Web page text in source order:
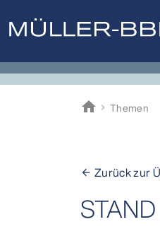
home
Müller-BBM
Themen
arrow_back Zurück zur